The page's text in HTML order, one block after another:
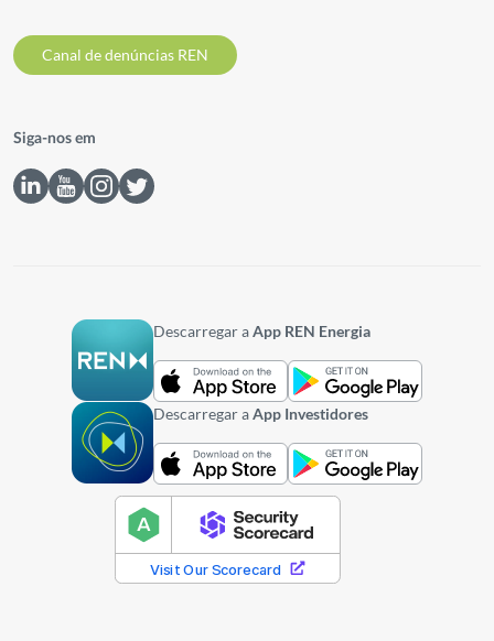
Canal de denúncias REN
Siga-nos em
Descarregar aApp REN Energia
Descarregar aApp Investidores